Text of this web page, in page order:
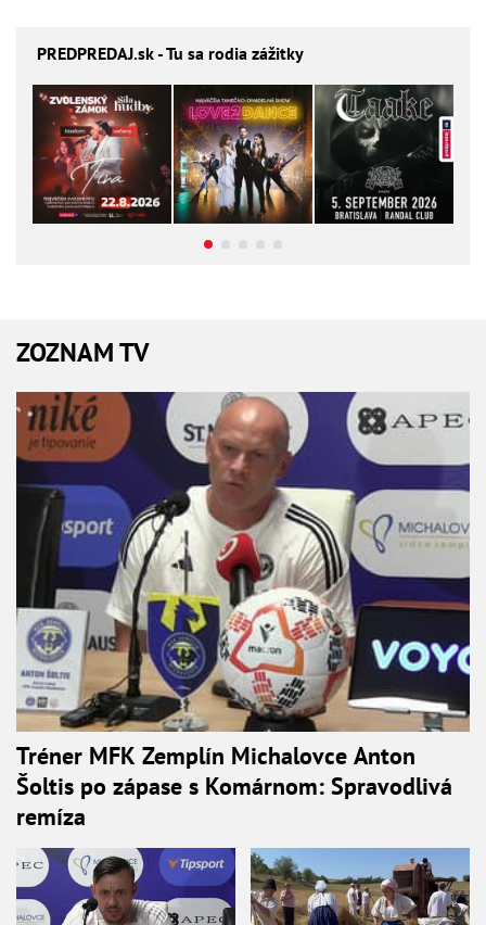
PREDPREDAJ.sk - Tu sa rodia zážitky
ZOZNAM TV
Tréner MFK Zemplín Michalovce Anton
Šoltis po zápase s Komárnom: Spravodlivá
remíza